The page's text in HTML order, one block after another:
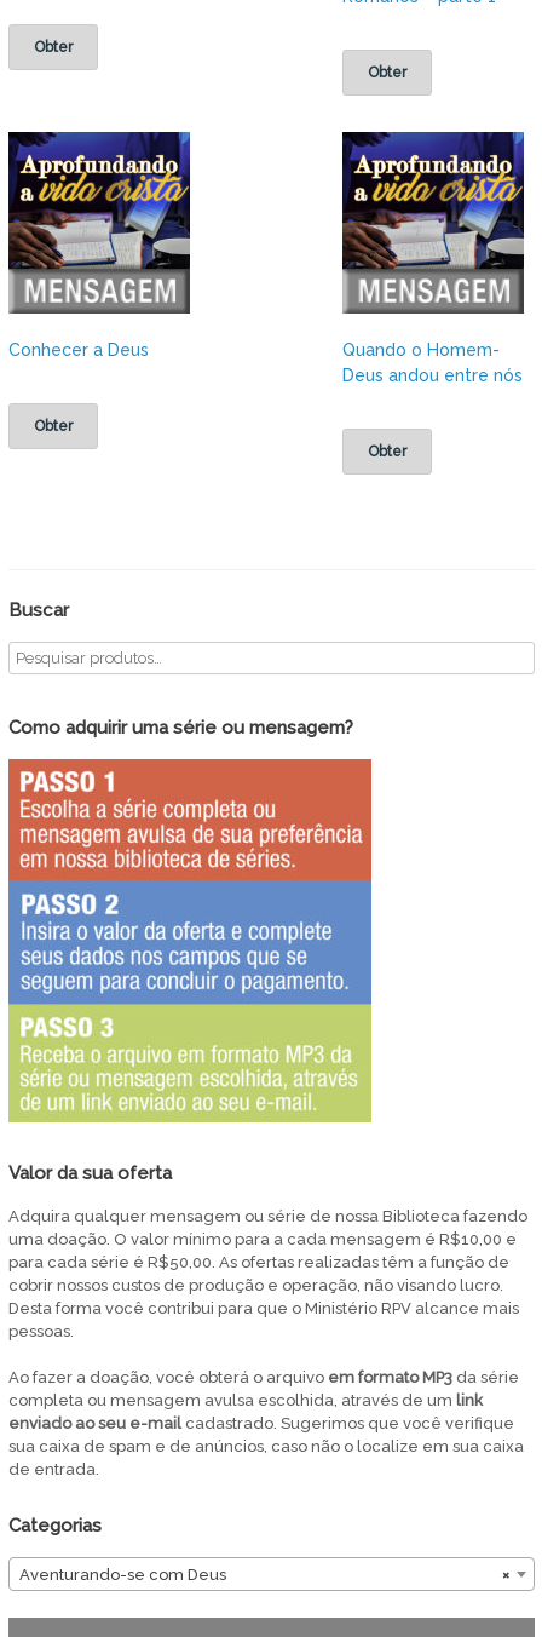
Obter
Obter
Conhecer a Deus
Obter
Quando o Homem-
Deus andou entre nós
Obter
Buscar
Como adquirir uma série ou mensagem?
Valor da sua oferta
Adquira qualquer mensagem ou série de nossa Biblioteca fazendo
uma doação. O valor mínimo para a cada mensagem é R$10,00 e
para cada série é R$50,00. As ofertas realizadas têm a função de
cobrir nossos custos de produção e operação, não visando lucro.
Desta forma você contribui para que o Ministério RPV alcance mais
pessoas.
Ao fazer a doação, você obterá o arquivo em formato MP3da série
completa ou mensagem avulsa escolhida, através de um link
enviado ao seu e-mailcadastrado. Sugerimos que você verifique
sua caixa de spam e de anúncios, caso não o localize em sua caixa
de entrada.
Categorias
×
Aventurando-se com Deus